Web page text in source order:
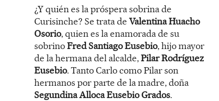
¿Y quién es la próspera sobrina de
Curisinche? Se trata de Valentina Huacho
Osorio, quien es la enamorada de su
sobrinoFred Santiago Eusebio, hijo mayor
de la hermana del alcalde,Pilar Rodríguez
Eusebio. Tanto Carlo como Pilar son
hermanos por parte de la madre, doña
Segundina Alloca Eusebio Grados.